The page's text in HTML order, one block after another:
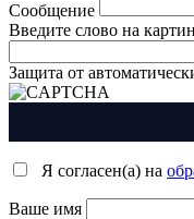
Сообщение
Введите слово на
Защита от
Я согласен(а) на
Ваше имя